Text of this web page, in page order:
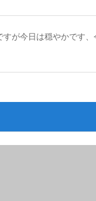
が今日は穏やかです、